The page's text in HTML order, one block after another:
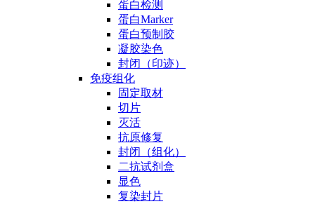
蛋白检测
蛋白Marker
蛋白预制胶
凝胶染色
封闭（印迹）
免疫组化
固定取材
切片
灭活
抗原修复
封闭（组化）
二抗试剂盒
显色
复染封片